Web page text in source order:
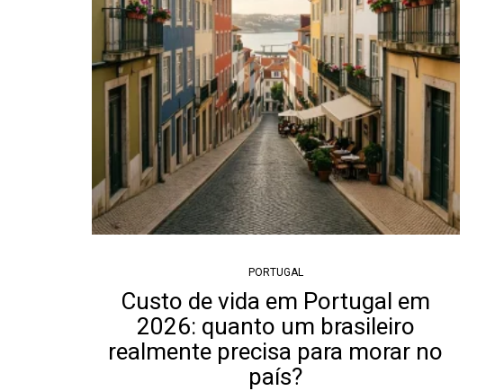
PORTUGAL
Custo de vida em Portugal em
2026: quanto um brasileiro
realmente precisa para morar no
país?